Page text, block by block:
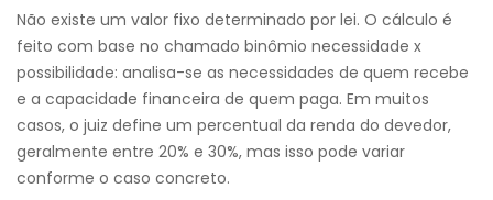
Não existe um valor fixo determinado por lei. O cálculo é
feito com base no chamado binômio necessidade x
possibilidade: analisa-se as necessidades de quem recebe
e a capacidade financeira de quem paga. Em muitos
casos, o juiz define um percentual da renda do devedor,
geralmente entre 20% e 30%, mas isso pode variar
conforme o caso concreto.